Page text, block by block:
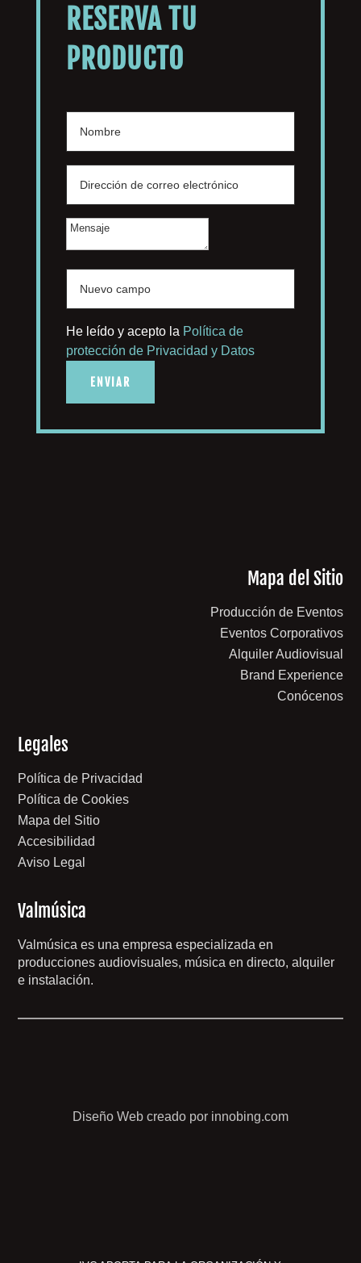
RESERVA TU
PRODUCTO
He leído y acepto la Política de
protección de Privacidad y Datos
ENVIAR
Mapa del Sitio
Producción de Eventos
Eventos Corporativos
Alquiler Audiovisual
Brand Experience
Conócenos
Legales
Política de Privacidad
Política de Cookies
Mapa del Sitio
Accesibilidad
Aviso Legal
Valmúsica
Valmúsica es una empresa especializada en
producciones audiovisuales, música en directo, alquiler
e instalación.
Diseño Web creado por innobing.com